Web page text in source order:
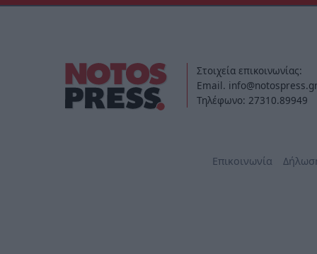
Στοιχεία επικοινωνίας:
Email. info@notospress.gr
Τηλέφωνο: 27310.89949
Επικοινωνία